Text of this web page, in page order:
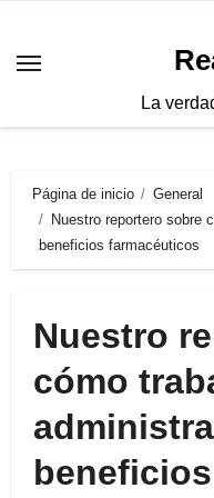
contenido
La
Página de inicio
General
Nuestro reportero sobre
beneficios farmacéuticos
Nuestro
cómo
beneficios